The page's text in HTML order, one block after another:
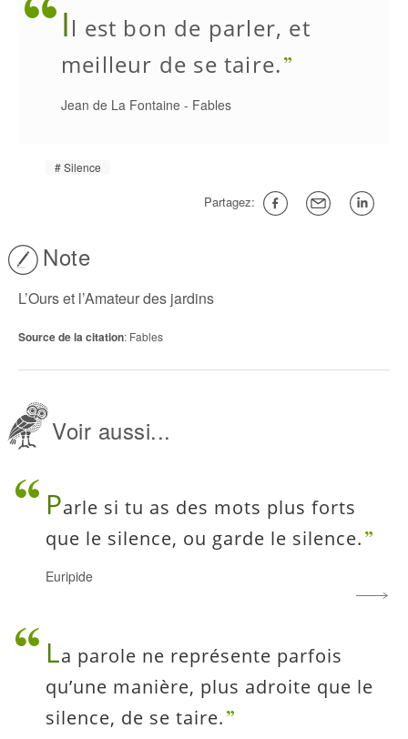
Il est bon de parler, et
meilleur de se taire.
Jean de La Fontaine - Fables
Silence
Partagez:
Note
L’Ours et l’Amateur des jardins
Source de la citation: Fables
Voir aussi...
Parle si tu as des mots plus forts
que le silence, ou garde le silence.
Euripide
La parole ne représente parfois
qu’une manière, plus adroite que le
silence, de se taire.